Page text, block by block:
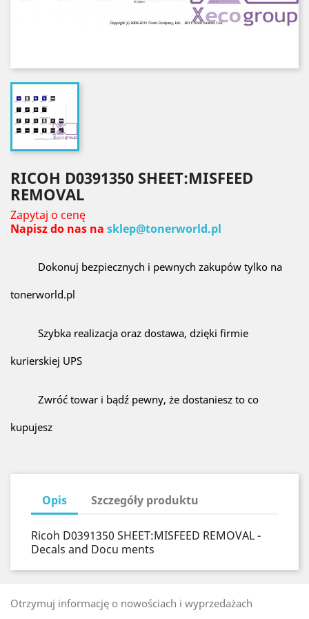
RICOH D0391350 SHEET:MISFEED
REMOVAL
Zapytaj o cenę
Napisz do nas na sklep@tonerworld.pl
Dokonuj bezpiecznych i pewnych zakupów tylko na
tonerworld.pl
Szybka realizacja oraz dostawa, dzięki firmie
kurierskiej UPS
Zwróć towar i bądź pewny, że dostaniesz to co
kupujesz
Opis Szczegóły produktu
Ricoh D0391350 SHEET:MISFEED REMOVAL -
Decals and Docu ments
Otrzymuj informację o nowościach i wyprzedażach